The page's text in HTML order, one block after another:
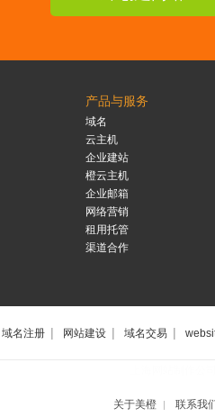
产品与服务
域名
云主机
企业建站
橙云主机
企业邮箱
网络营销
租用托管
渠道合作
域名注册 | 网站建设 | 域名交易 |
关于美橙 |
联系我